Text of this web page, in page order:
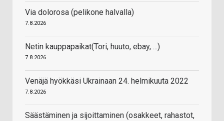
Via dolorosa (pelikone halvalla)
7.8.2026
Netin kauppapaikat(Tori, huuto, ebay, ...)
7.8.2026
Venäjä hyökkäsi Ukrainaan 24. helmikuuta 2022
7.8.2026
Säästäminen ja sijoittaminen (osakkeet, rahastot,